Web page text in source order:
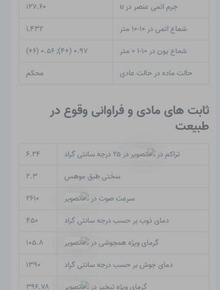
جرم اتمی عنصر در u
۱۲۷.۶۰
شعاع اتمی در ۱۰-۱۰ متر
۱,۴۳۲
شعاع یون در ۱۰-۱ ۰ متر
۰.۹۷ (+۴); ۰.۵۶ (۶+)
حالت ماده در حالت عادی
محکم
ثابت های مادی و فراوانی وقوع در
طبیعت
تراکم در در ۲۵ درجه سانتی گراد
۶.۲۴
سختی طبق موهس
۲.۳
سرعت صوت در
۲۶۱۰
دمای ذوب بر حسب درجه سانتی گراد
۴۵۰
گرمای ویژه همجوشی در
۱۰۵.۸
دمای جوش بر حسب درجه سانتی گراد
۱۳۹۰
گرمای ویژه تبخیر در
۳۹۶.۷۸